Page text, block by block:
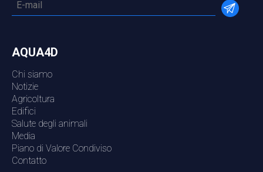
AQUA4D
Chi siamo
Notizie
Agricoltura
Edifici
Salute degli animali
Media
Piano di Valore Condiviso
Contatto